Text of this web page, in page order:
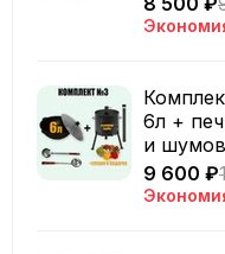
6л +
и
9 600 ₽